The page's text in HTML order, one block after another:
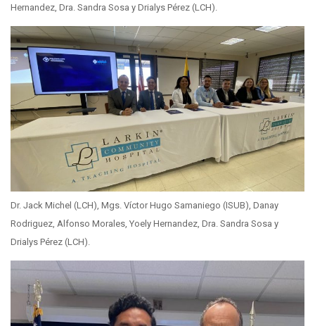
Hernandez, Dra. Sandra Sosa y Drialys Pérez (LCH).
Dr. Jack Michel (LCH), Mgs. Víctor Hugo Samaniego (ISUB), Danay
Rodriguez, Alfonso Morales, Yoely Hernandez, Dra. Sandra Sosa y
Drialys Pérez (LCH).